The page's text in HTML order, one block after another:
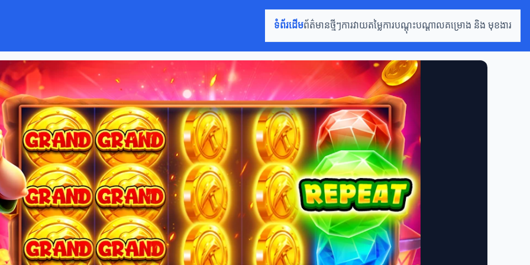
ទំព័រដើមព័ត៌មានថ្មីៗការវាយតម្លៃការបណ្តុះបណ្តាលគម្រោង និង មុខងារ